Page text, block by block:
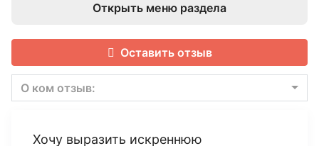
Открыть меню раздела
Оставить отзыв
О ком отзыв:
Хочу выразить искреннюю